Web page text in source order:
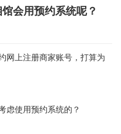
会用预约系统呢？
网上注册商家账号，打算为
虑使用预约系统的？